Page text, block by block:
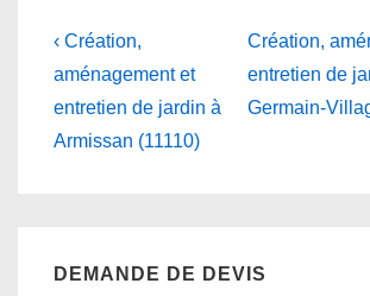
Navigation
de
l’article
Previous
Post
is
‹ Création,
aménagement et
entretien de jardin à
Armissan (11110)
Next
Post
is
Création,
entretien de
Germain-
DEMANDE DE DEVIS